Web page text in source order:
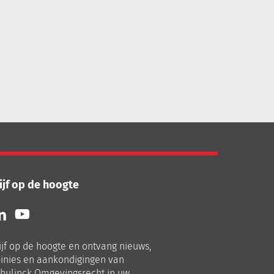
op de hoogte
Volg
ons
Youtube
op de hoogte en ontvang nieuws,
en aankondigingen van